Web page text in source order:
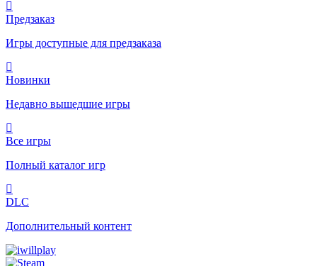
Предзаказ
Игры доступные для предзаказа
Новинки
Недавно вышедшие игры
Все игры
Полный каталог игр
DLC
Дополнительный контент